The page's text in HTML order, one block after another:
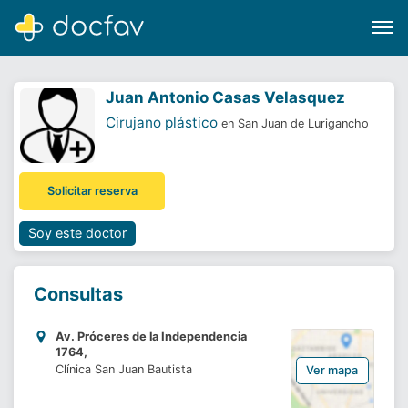
Software para clínicas
¿Eres un doctor?
Juan Antonio Casas Velasquez
Cirujano plástico en San Juan de Lurigancho
Solicitar reserva
Soy este doctor
Consultas
Av. Próceres de la Independencia
1764,
Clínica San Juan Bautista
Ver mapa